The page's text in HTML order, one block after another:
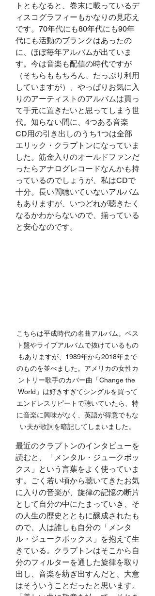
トともなると、巻末に載っているデ
ィスコグラフィーもかなりの見応え
です。70年代にも80年代にも90年
代にも活動のブランクはあったの
に、ほぼ毎年アルバムが出ていま
す。今は音楽も配信の時代ですが
（そちらももちろん、たっぷり利用
していますが）、やっぱりお気に入
りのアーティストのアルバムは買っ
て手元に置きたいと思ってしまう世
代。知らない間に、4つある音楽
CD用の引き出しのうち1つは全部
エリック・クラプトンになっていま
した。筋金入りのオールドファンだ
ったらアナログレコードなんかも持
っているのでしょうが、私はCDで
十分。長い間聴いていないアルバム
もありますが、いつどれが聴きたく
なるかわからないので、揃っている
と安心なのです。
こちらは平成時代の名曲アルバム。ベス
ト盤やライブアルバムで抜けているもの
もありますが、1989年から2018年まで
のものを並べました。アメリカの女性カ
ントリー歌手のカバー曲「Change the
World」は好きすぎてシングルを買って
エンドレスリピートで聴いていたら、特
に音楽に興味がなく、英語が得意でもな
い夫が歌詞を暗記してしまいました。
最近のクラプトンのインタビューを
読むと、「メンタル・ジュークボッ
クス」という言葉をよく使っていま
す。ごく若い頃から聴いてきたお気
に入りの音楽が、旋律の記憶の断片
として自分の中にたまっていき、そ
の人生の歴史とともに醸成されたも
ので、人は誰しも自分の「メンタ
ル・ジュークボックス」を抱えて生
きている。クラプトンはそこから自
分のフィルターを通した旋律を取り
出し、音楽を紡ぎ出すんだと、大意
はそういうことだったと思います。